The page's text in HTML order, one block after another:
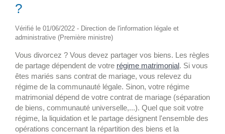
?
Vérifié le 01/06/2022 - Direction de l'information légale et
administrative (Première ministre)
Vous divorcez ? Vous devez partager vos biens. Les règles
de partage dépendent de votre régime matrimonial. Si vous
êtes mariés sans contrat de mariage, vous relevez du
régime de la communauté légale. Sinon, votre régime
matrimonial dépend de votre contrat de mariage (séparation
de biens, communauté universelle,...). Quel que soit votre
régime, la liquidation et le partage désignent l'ensemble des
opérations concernant la répartition des biens et la